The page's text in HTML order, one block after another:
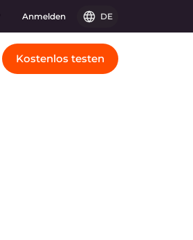
Anmelden DE
Kostenlos testen